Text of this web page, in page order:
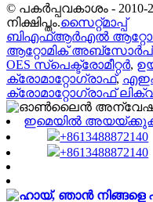
© പകർപ്പവകാശം -
നിക്ഷിപ്തം.സൈറ്റ്മാപ്പ്
ബിഎഫ്ആർഎൽ
ആറ്റോമിക്
OES സ്പെക്ട്രോമീറ്റർ,
ക്രോമാറ്റോഗ്രാഫ്,
ക്രോമാറ്റോഗ്രാഫ്
ഇമെയിൽ
+8613488872140
+8613488872140